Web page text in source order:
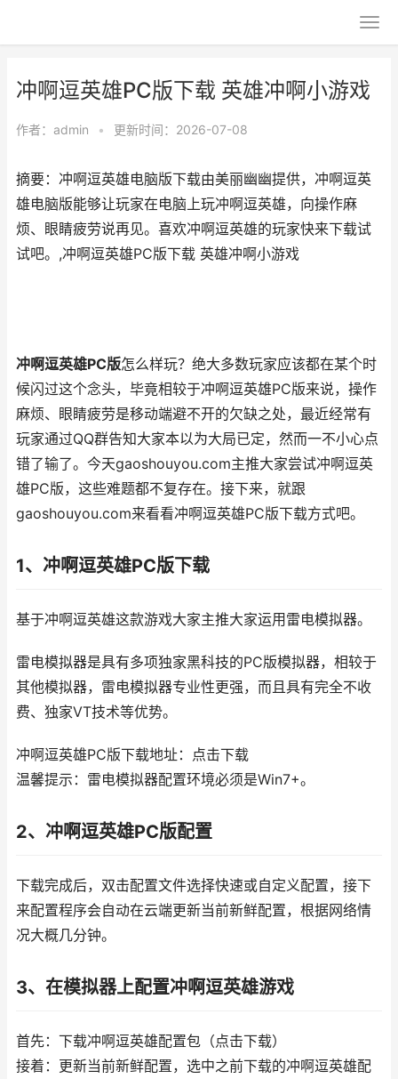
冲啊逗英雄PC版下载 英雄冲啊小游戏
作者： admin • 更新时间：2026-07-08
摘要：冲啊逗英雄电脑版下载由美丽幽幽提供，冲啊逗英
雄电脑版能够让玩家在电脑上玩冲啊逗英雄，向操作麻
烦、眼睛疲劳说再见。喜欢冲啊逗英雄的玩家快来下载试
试吧。,冲啊逗英雄PC版下载 英雄冲啊小游戏
冲啊逗英雄PC版怎么样玩？绝大多数玩家应该都在某个时
候闪过这个念头，毕竟相较于冲啊逗英雄PC版来说，操作
麻烦、眼睛疲劳是移动端避不开的欠缺之处，最近经常有
玩家通过QQ群告知大家本以为大局已定，然而一不小心点
错了输了。今天gaoshouyou.com主推大家尝试冲啊逗英
雄PC版，这些难题都不复存在。接下来，就跟
gaoshouyou.com来看看冲啊逗英雄PC版下载方式吧。
1、冲啊逗英雄PC版下载
基于冲啊逗英雄这款游戏大家主推大家运用雷电模拟器。
雷电模拟器是具有多项独家黑科技的PC版模拟器，相较于
其他模拟器，雷电模拟器专业性更强，而且具有完全不收
费、独家VT技术等优势。
冲啊逗英雄PC版下载地址：点击下载
温馨提示：雷电模拟器配置环境必须是Win7+。
2、冲啊逗英雄PC版配置
下载完成后，双击配置文件选择快速或自定义配置，接下
来配置程序会自动在云端更新当前新鲜配置，根据网络情
况大概几分钟。
3、在模拟器上配置冲啊逗英雄游戏
首先：下载冲啊逗英雄配置包（点击下载）
接着：更新当前新鲜配置，选中之前下载的冲啊逗英雄配